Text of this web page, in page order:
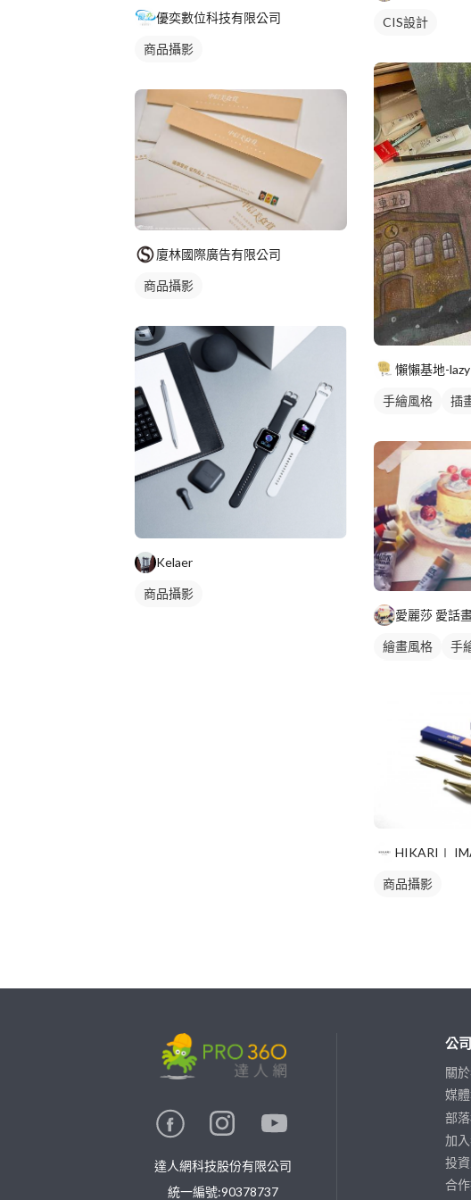
優奕數位科技有限公司
商品攝影
廈林國際廣告有限公司
商品攝影
Kelaer
商品攝影
CIS設計
懶懶基地-lazy
手繪風格 插
愛麗莎 愛話
繪畫風格 手
HIKARI∣
商品攝影
達人網科技股份有限公司
統一編號:90378737
公司
關
媒
部
加
投
合